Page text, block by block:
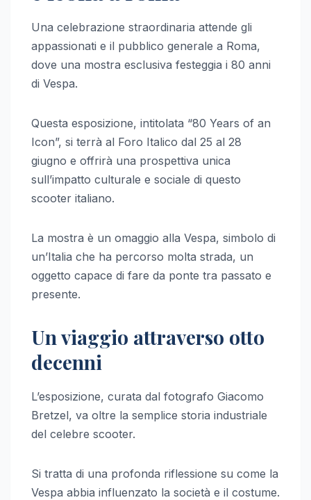
Una celebrazione straordinaria attende gli
appassionati e il pubblico generale a Roma,
dove una mostra esclusiva festeggia i 80 anni
di Vespa.
Questa esposizione, intitolata “80 Years of an
Icon”, si terrà al Foro Italico dal 25 al 28
giugno e offrirà una prospettiva unica
sull’impatto culturale e sociale di questo
scooter italiano.
La mostra è un omaggio alla Vespa, simbolo di
un’Italia che ha percorso molta strada, un
oggetto capace di fare da ponte tra passato e
presente.
Un viaggio attraverso otto
decenni
L’esposizione, curata dal fotografo Giacomo
Bretzel, va oltre la semplice storia industriale
del celebre scooter.
Si tratta di una profonda riflessione su come la
Vespa abbia influenzato la società e il costume.